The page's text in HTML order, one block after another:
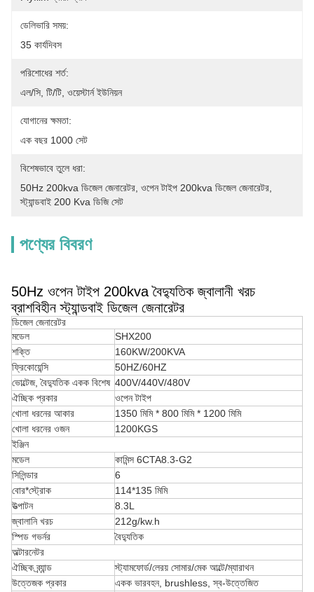
ডেলিভারি সময়:
35 কার্যদিবস
পরিশোধের শর্ত:
এল/সি, টি/টি, ওয়েস্টার্ন ইউনিয়ন
যোগানের ক্ষমতা:
এক বছর 1000 সেট
বিশেষভাবে তুলে ধরা:
50Hz 200kva ডিজেল জেনারেটর ওপেন টাইপ 200kva ডিজেল জেনারেটর
স্ট্যান্ডবাই 200 Kva ডিজি সেট
পণ্যের বিবরণ
50Hz ওপেন টাইপ 200kva বৈদ্যুতিক জ্বালানী খরচ
ব্রাশবিহীন স্ট্যান্ডবাই ডিজেল জেনারেটর
ডিজেল জেনারেটর
মডেল
SHX200
শক্তি
160KW/200KVA
ফ্রিকোয়েন্সি
50HZ/60HZ
ভোল্টেজ, বৈদ্যুতিক একক বিশেষ 400V/440V/480V
ঐচ্ছিক প্রকার
ওপেন টাইপ
খোলা ধরনের আকার
1350 মিমি * 800 মিমি * 1200 মিমি
খোলা ধরনের ওজন
1200KGS
ইঞ্জিন
মডেল
কামিন্স 6CTA8.3-G2
সিলিন্ডার
6
বোর*স্ট্রোক
114*135 মিমি
উত্পাটন
8.3L
জ্বালানি খরচ
212g/kw.h
স্পিড গভর্নর
বৈদ্যুতিক
অল্টারনেটর
ঐচ্ছিক ব্র্যান্ড
স্ট্যামফোর্ড/লেরয় সোমার/মেক আল্টে/ম্যারাথন
উত্তেজক প্রকার
একক ভারবহন, brushless, স্ব-উত্তেজিত